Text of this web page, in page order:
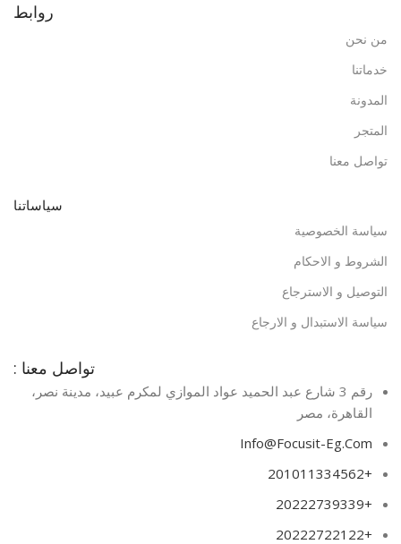
روابط
من نحن
خدماتنا
المدونة
المتجر
تواصل معنا
سياساتنا
سياسة الخصوصية
الشروط و الاحكام
التوصيل و الاسترجاع
سياسة الاستبدال و الارجاع
تواصل معنا :
رقم 3 شارع عبد الحميد عواد الموازي لمكرم عبيد، مدينة نصر،
القاهرة، مصر​
Info@Focusit-Eg.Com
+201011334562
+20222739339
+20222722122